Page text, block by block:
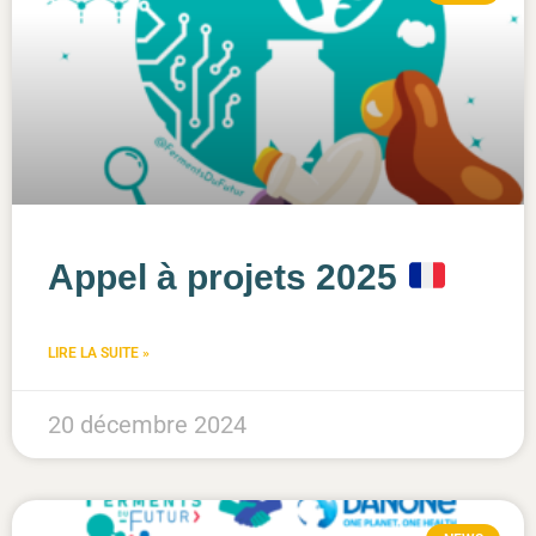
Appel à projets 2025
LIRE LA SUITE »
20 décembre 2024